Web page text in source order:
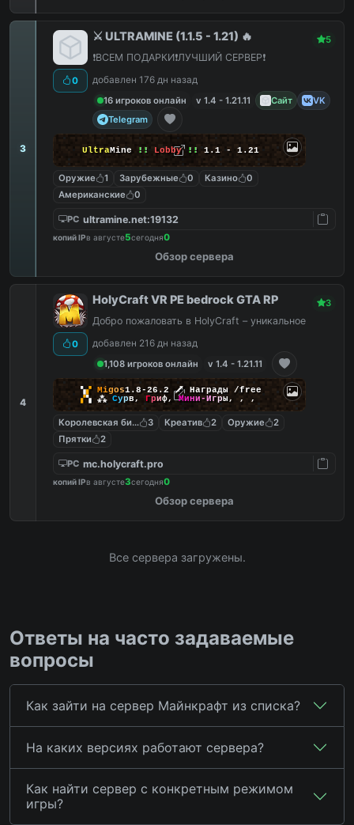
3
0
⚔️ ULTRAMINE (1.1.5 - 1.21) 🔥 5
❗️ВСЕМ ПОДАРКИ❗️ЛУЧШИЙ СЕРВЕР❗️
добавлен 176 дн назад
16 игроков онлайн
v 1.4 - 1.21.11 Сайт
VK
Telegram
UltraMine !! Lobby !! 1.1 - 1.21
Оружие 1 Зарубежные 0 Казино
0
Американские
0
PC ultramine.net:19132
копий IPв августе5сегодня0
Обзор сервера
4
0
HolyCraft VR PE bedrock GTA RP 3
Добро пожаловать в HolyCraft – уникальное
добавлен 216 дн назад
1,108 игроков онлайн
v 1.4 - 1.21.11
▚▞ Migos1.8-26.2🗡 Награды /free
▞▚ ⁂ Сурв, Гриф,Мини-Игры, , ,
Королевская битва3 Креатив 2 Оружие
2
Прятки
2
PC mc.holycraft.pro
копий IPв августе3сегодня0
Обзор сервера
Все сервера загружены.
Ответы на часто задаваемые
вопросы
Как зайти на сервер Майнкрафт из списка?
На каких версиях работают сервера?
Как найти сервер с конкретным режимом
игры?